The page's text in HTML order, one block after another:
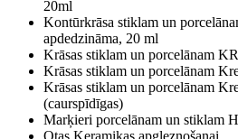
20ml
Kontūrkrāsa stiklam un
apdedzināma, 20 ml
Krāsas stiklam un porcelānam
Krāsas stiklam un porcelānam
Krāsas stiklam un porcelānam
(caurspīdīgas)
Marķieri porcelānam un stiklam